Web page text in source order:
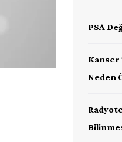
PSA
Kanser
Neden